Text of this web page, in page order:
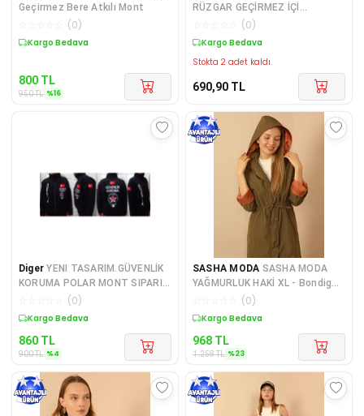
Geçirmez Bere Atkılı Mont
(0)
Sepette %16 İndirim
800 TL
950TL %16
RÜZGAR GEÇİRMEZ İÇİ
WERSOFTLU KAPŞONLU MONT
(0)
Kargo Bedava
Stokta 2 adet kaldı.
690,90 TL
Diger YENI TASARIM.GÜVENLİK
KORUMA POLAR MONT SIPARIS
VER.2025 MODEL.SI
(0)
Sepette %4 İndirim
860 TL
900TL %4
SASHA MODA SASHA MODA
YAĞMURLUK HAKİ XL - Bondig
Kumaş Kapşonlu Uzun Kadın Y
(0)
Sepette %23 İndirim
968 TL
1.258TL %23